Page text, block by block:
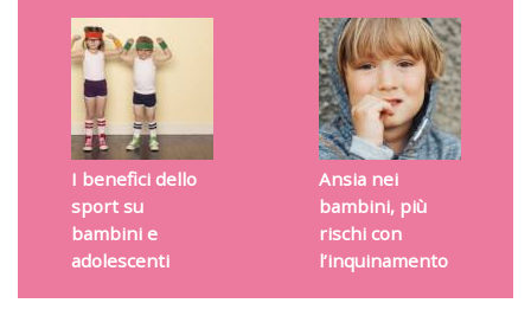
I benefici dello
sport su
bambini e
adolescenti
Ansia nei
bambini, più
rischi con
l’inquinamento